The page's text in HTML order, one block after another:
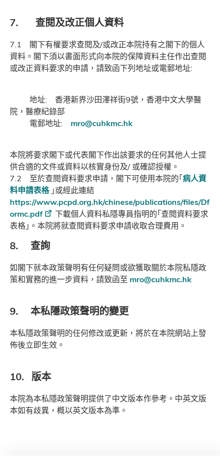
7. 查閱及改正個人資料
7.1 閣下有權要求查閱及/或改正本院持有之閣下的個人
資料。閣下須以書面形式向本院的保障資料主任作出查閱
或改正資料要求的申請，請致函下列地址或電郵地址:
地址: 香港新界沙田澤祥街9號，香港中文大學醫
院，醫療紀錄部
電郵地址: mro@cuhkmc.hk
本院將要求閣下或代表閣下作出該要求的任何其他人士提
供合適的文件或資料以核實身份及/ 或確認授權。
7.2 至於查閱資料要求申請，閣下可使用本院的｢ 病人資
料申請表格｣或經此連結
https://www.pcpd.org.hk/chinese/publications/files/Df
ormc.pdf
下載個人資料私隱專員指明的｢查閱資料要求
表格｣。本院將就查閱資料要求申請收取合理費用。
8. 查詢
如閣下就本政策聲明有任何疑問或欲獲取關於本院私隱政
策和實務的進一步資料，請致函至 mro@cuhkmc.hk
9. 本私隱政策聲明的變更
本私隱政策聲明的任何修改或更新，將於在本院網站上發
佈後立即生效。
10. 版本
本院為本私隱政策聲明提供了中文版本作參考。中英文版
本如有歧異，概以英文版本為準。